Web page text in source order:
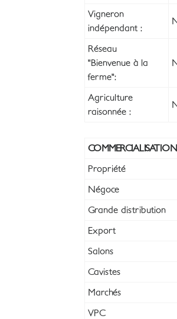
Vigneron
indépendant :
Réseau
"Bienvenue à la
ferme":
Agriculture
raisonnée :
COMMERCIALISATION
Propriété
Négoce
Grande distribution
Export
Salons
Cavistes
Marchés
VPC